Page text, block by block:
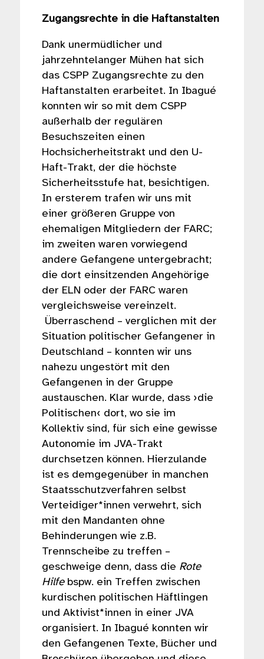
Zugangsrechte in die Haftanstalten
Dank unermüdlicher und
jahrzehntelanger Mühen hat sich
das CSPP Zugangsrechte zu den
Haftanstalten erarbeitet. In Ibagué
konnten wir so mit dem CSPP
außerhalb der regulären
Besuchszeiten einen
Hochsicherheitstrakt und den U-
Haft-Trakt, der die höchste
Sicherheitsstufe hat, besichtigen.
In ersterem trafen wir uns mit
einer größeren Gruppe von
ehemaligen Mitgliedern der FARC;
im zweiten waren vorwiegend
andere Gefangene untergebracht;
die dort einsitzenden Angehörige
der ELN oder der FARC waren
vergleichsweise vereinzelt.
Überraschend – verglichen mit der
Situation politischer Gefangener in
Deutschland – konnten wir uns
nahezu ungestört mit den
Gefangenen in der Gruppe
austauschen. Klar wurde, dass ›die
Politischen‹ dort, wo sie im
Kollektiv sind, für sich eine gewisse
Autonomie im JVA-Trakt
durchsetzen können. Hierzulande
ist es demgegenüber in manchen
Staatsschutzverfahren selbst
Verteidiger*innen verwehrt, sich
mit den Mandanten ohne
Behinderungen wie z.B.
Trennscheibe zu treffen –
geschweige denn, dass die Rote
Hilfebspw. ein Treffen zwischen
kurdischen politischen Häftlingen
und Aktivist*innen in einer JVA
organisiert. In Ibagué konnten wir
den Gefangenen Texte, Bücher und